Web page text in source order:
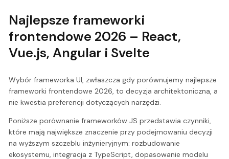
Najlepsze frameworki
frontendowe 2026 – React,
Vue.js, Angular i Svelte
Wybór frameworka UI, zwłaszcza gdy porównujemy najlepsze
frameworki frontendowe 2026, to decyzja architektoniczna, a
nie kwestia preferencji dotyczących narzędzi.
Poniższe porównanie frameworków JS przedstawia czynniki,
które mają największe znaczenie przy podejmowaniu decyzji
na wyższym szczeblu inżynieryjnym: rozbudowanie
ekosystemu, integracja z TypeScript, dopasowanie modelu